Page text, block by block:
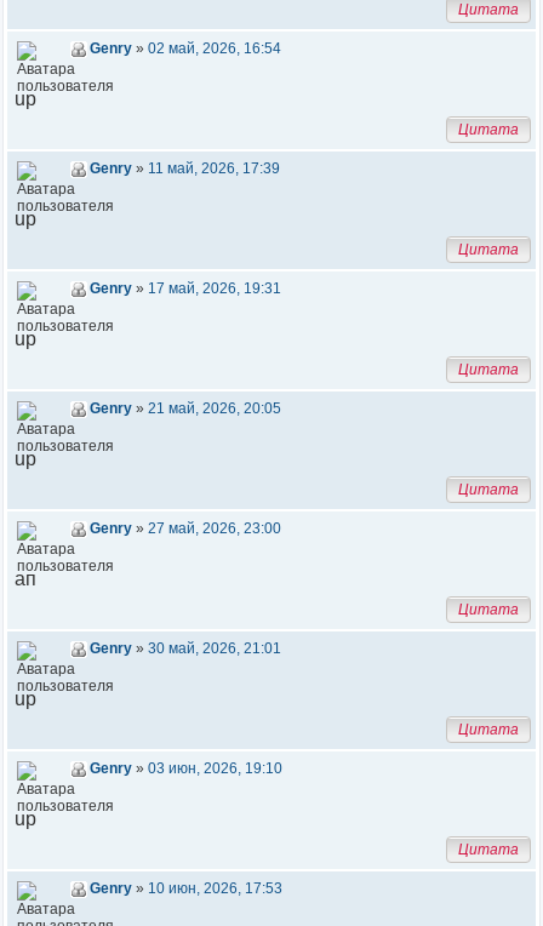
Цитата
Genry » 02 май, 2026, 16:54
up
Цитата
Genry » 11 май, 2026, 17:39
up
Цитата
Genry » 17 май, 2026, 19:31
up
Цитата
Genry » 21 май, 2026, 20:05
up
Цитата
Genry » 27 май, 2026, 23:00
ап
Цитата
Genry » 30 май, 2026, 21:01
up
Цитата
Genry » 03 июн, 2026, 19:10
up
Цитата
Genry » 10 июн, 2026, 17:53